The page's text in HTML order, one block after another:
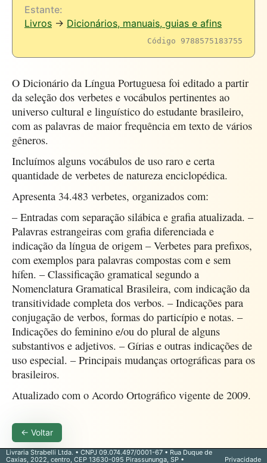
Estante:
Livros → Dicionários, manuais, guias e afins
Código 9788575183755
O Dicionário da Língua Portuguesa foi editado a partir
da seleção dos verbetes e vocábulos pertinentes ao
universo cultural e linguístico do estudante brasileiro,
com as palavras de maior frequência em texto de vários
gêneros.
Incluímos alguns vocábulos de uso raro e certa
quantidade de verbetes de natureza enciclopédica.
Apresenta 34.483 verbetes, organizados com:
– Entradas com separação silábica e grafia atualizada. –
Palavras estrangeiras com grafia diferenciada e
indicação da língua de origem – Verbetes para prefixos,
com exemplos para palavras compostas com e sem
hífen. – Classificação gramatical segundo a
Nomenclatura Gramatical Brasileira, com indicação da
transitividade completa dos verbos. – Indicações para
conjugação de verbos, formas do particípio e notas. –
Indicações do feminino e/ou do plural de alguns
substantivos e adjetivos. – Gírias e outras indicações de
uso especial. – Principais mudanças ortográficas para os
brasileiros.
Atualizado com o Acordo Ortográfico vigente de 2009.
← Voltar
Livraria Strabelli Ltda. • CNPJ 09.074.497/0001-67 • Rua Duque de
Caxias, 2022, centro, CEP 13630-095 Pirassununga, SP •
Privacidade